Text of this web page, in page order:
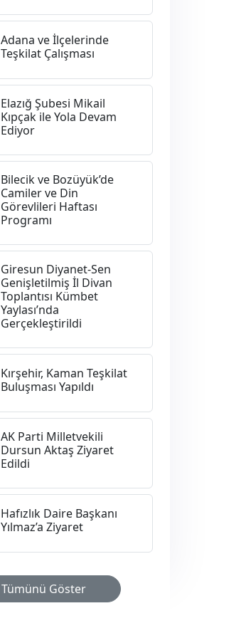
Adana ve İlçelerinde
Teşkilat Çalışması
Elazığ Şubesi Mikail
Kıpçak ile Yola Devam
Ediyor
Bilecik ve Bozüyük’de
Camiler ve Din
Görevlileri Haftası
Programı
Giresun Diyanet-Sen
Genişletilmiş İl Divan
Toplantısı Kümbet
Yaylası’nda
Gerçekleştirildi
Kırşehir, Kaman Teşkilat
Buluşması Yapıldı
AK Parti Milletvekili
Dursun Aktaş Ziyaret
Edildi
Hafızlık Daire Başkanı
Yılmaz’a Ziyaret
Tümünü Göster